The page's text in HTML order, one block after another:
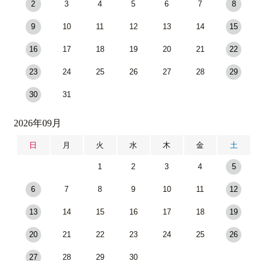
2 3 4 5 6 7 8
9 10 11 12 13 14 15
16 17 18 19 20 21 22
23 24 25 26 27 28 29
30 31
2026年09月
日 月 火 水 木 金 土
1 2 3 4 5
6 7 8 9 10 11 12
13 14 15 16 17 18 19
20 21 22 23 24 25 26
27 28 29 30